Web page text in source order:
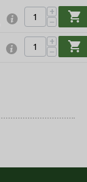
+
−
shopping_cart
+
−
shopping_cart